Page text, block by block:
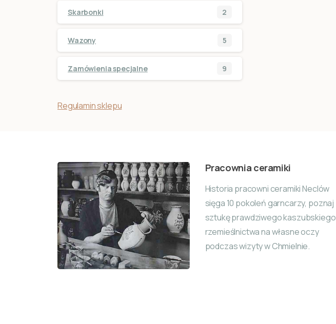
Skarbonki 2
Wazony 5
Zamówienia specjalne 9
Regulamin sklepu
Pracownia ceramiki
Historia pracowni ceramiki Neclów
sięga 10 pokoleń garncarzy, poznaj
sztukę prawdziwego kaszubskiego
rzemieślnictwa na własne oczy
podczas wizyty w Chmielnie.